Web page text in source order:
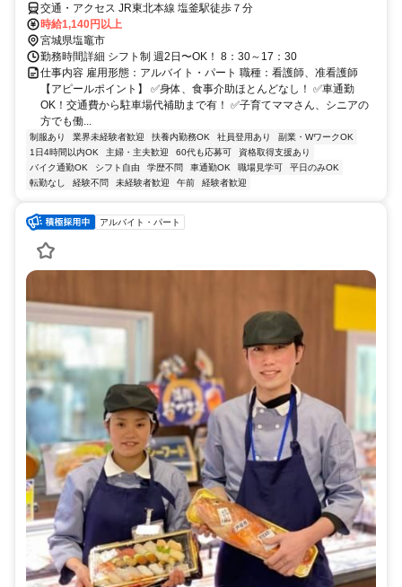
交通・アクセス JR東北本線 塩釜駅徒歩７分
時給1,140円以上
宮城県塩竈市
勤務時間詳細 シフト制 週2日〜OK！ 8：30～17：30
仕事内容 雇用形態：アルバイト・パート 職種：看護師、准看護師
【アピールポイント】 ✅身体、食事介助ほとんどなし！ ✅車通勤
OK！交通費から駐車場代補助まで有！ ✅子育てママさん、シニアの
方でも働...
制服あり 業界未経験者歓迎 扶養内勤務OK 社員登用あり
副業・WワークOK
1日4時間以内OK
主婦・主夫歓迎 60代も応募可
資格取得支援あり
バイク通勤OK
シフト自由 学歴不問 車通勤OK 職場見学可
平日のみOK
転勤なし
経験不問 未経験者歓迎 午前 経験者歓迎
アルバイト・パート